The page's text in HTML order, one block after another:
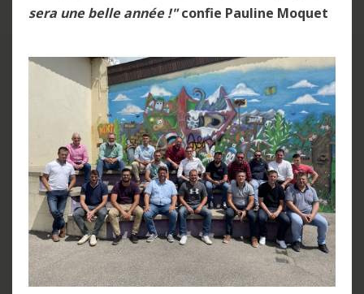
sera une belle année !"confie Pauline Moquet